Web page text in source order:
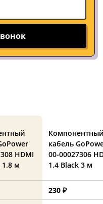
HDMI
1.8 м
кабель
00-00027306
1.4 Black 3 м
230 ₽